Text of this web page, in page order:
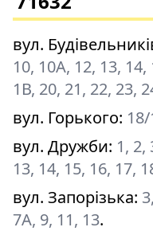
вул.
10, 10А, 12, 13,
1В, 20, 21, 22, 23,
вул. Горького:
вул. Дружби: 1, 2,
13, 14, 15, 16, 17,
вул. Запорізька:
7А, 9, 11, 13.